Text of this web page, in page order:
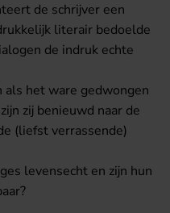
de schrijver een
literair bedoelde
de indruk echte
als het ware gedwongen
zij benieuwd naar de
(liefst verrassende)
levensecht en zijn hun